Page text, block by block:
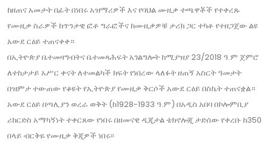
ከዘጠና አመታት በፊት በነበሩ አዝማሪዎች እና የባህል ሙዚቃ ተጫዋቾች የተቀረጹ
የሙዚቃ ስራዎች ከጥንታዊ ፎቶ ግራፎችና ከሙዚቃዎቹ ታሪክ ጋር ተካቶ የተዘጋጀው ልዩ
አውደ ርዕይ ተጠናቀቀ።
በኢትዮጵያ ቤተመዛግብትና ቤተመጻሕፍት አገልግሎት ከሚያዝያ 23/2018 ዓ.ም ጀምሮ
ለተከታታይ አሥር ቀናት ለተመልካች ክፍት የነበረው ላለፉት ዘጠኝ አስርት ዓመታት
በዝምታ ተውጠው የቆዩት የኢትዮጵያ የሙዚቃ ቅርሶች አውደ ርዕይ በስኬት ተጠናቋል።
አውደ ርዕይ በጣሊያን ወረራ ወቅት (ከ1928-1933 ዓ.ም) በአዲስ አበባ በኮሎምቢያ
ሪከርድስ አማካኝነት ተቀርጸው የነበሩ በዘመናዊ ዲጂታል ቴክኖሎጂ ታድሰው የቀረቡ ከ350
በላይ ብርቅዬ የሙዚቃ ቅጂዎች ነበሩ፡፡